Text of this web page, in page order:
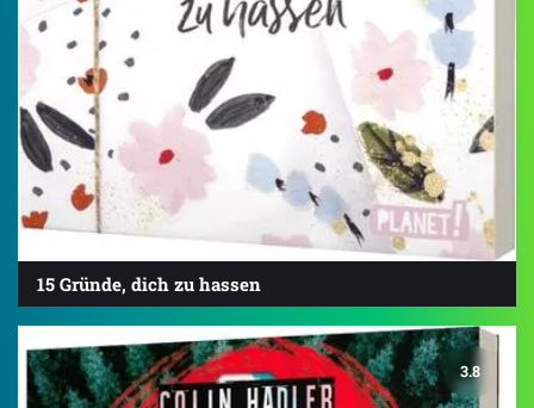
15 Gründe, dich zu hassen
3.8